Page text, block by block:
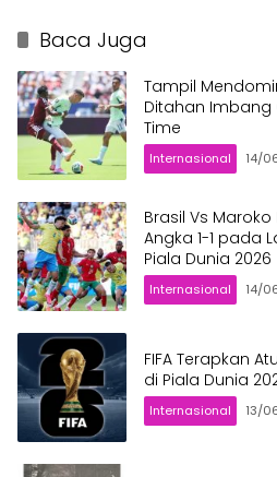
Baca Juga
Tampil
Ditahan Imbang
Time
Internasional 14/
Brasil Vs
Angka 1-1 pada
Piala Dunia 2026
Internasional 14/
FIFA Terapkan
di Piala Dunia
Internasional 13/